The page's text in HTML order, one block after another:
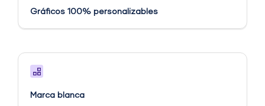
Gráficos 100% personalizables
Marca blanca